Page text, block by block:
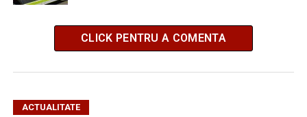
CLICK PENTRU A COMENTA
ACTUALITATE